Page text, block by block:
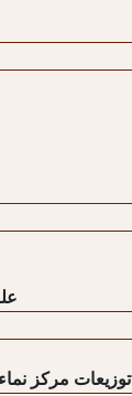
توزيعات مركز